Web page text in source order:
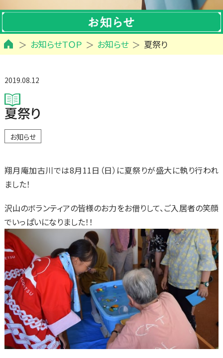
お知らせＴＯＰ お知らせ 夏祭り
2019.08.12
夏祭り
お知らせ
翔月庵加古川では8月11日（日）に夏祭りが盛大に執り行われ
ました！
沢山のボランティアの皆様のお力をお借りして、ご入居者の笑顔
でいっぱいになりました！！